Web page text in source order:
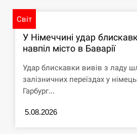
11:23
ЩЕ...
Світ
У Німеччині удар
навпіл місто в Баварії
Удар блискавки вивів з ладу
залізничних переїздах у
Гарбург...
5.08.2026